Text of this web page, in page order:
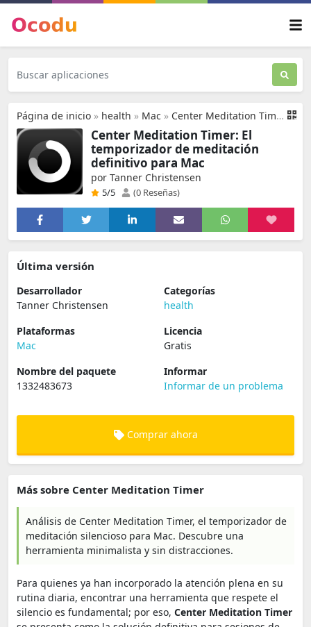
Página de inicio » health » Mac » Center Meditation Timer
Center Meditation Timer: El
temporizador de meditación
definitivo para Mac
por Tanner Christensen
5/5 (0 Reseñas)
Última versión
Desarrollador
Tanner Christensen
Categorías
health
Plataformas
Mac
Licencia
Gratis
Nombre del paquete
1332483673
Informar
Informar de un problema
Comprar ahora
Más sobre Center Meditation Timer
Análisis de Center Meditation Timer, el temporizador de
meditación silencioso para Mac. Descubre una
herramienta minimalista y sin distracciones.
Para quienes ya han incorporado la atención plena en su
rutina diaria, encontrar una herramienta que respete el
silencio es fundamental; por eso, Center Meditation Timer